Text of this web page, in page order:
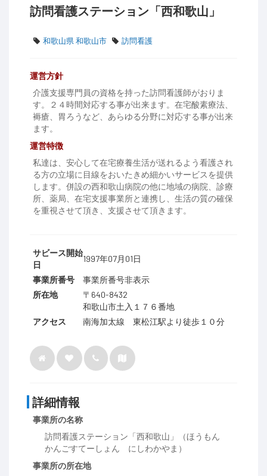
訪問看護ステーション「西和歌山」
和歌山県 和歌山市 訪問看護
運営方針
介護支援専門員の資格を持った訪問看護師がおりま
す。２４時間対応する事が出来ます。在宅酸素療法、
褥瘡、胃ろうなど、あらゆる分野に対応する事が出来
ます。
運営特徴
私達は、安心して在宅療養生活が送れるよう看護され
る方の立場に目線をおいたきめ細かいサービスを提供
します。併設の西和歌山病院の他に地域の病院、診療
所、薬局、在宅支援事業所と連携し、生活の質の確保
を重視させて頂き、支援させて頂きます。
サビース開始
日
1997年07月01日
事業所番号
事業所番号非表示
所在地
〒640-8432
和歌山市土入１７６番地
アクセス
南海加太線 東松江駅より徒歩１０分
詳細情報
事業所の名称
訪問看護ステーション「西和歌山」（ほうもん
かんごすてーしょん にしわかやま）
事業所の所在地